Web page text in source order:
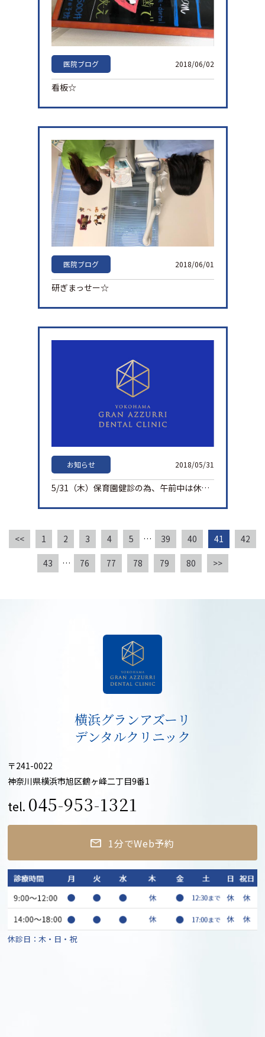
医院ブログ 2018/06/02
看板☆
医院ブログ 2018/06/01
研ぎまっせー☆
お知らせ 2018/05/31
5/31（木）保育園健診の為、午前中は休診となります。
<< 1 2 3 4 5 … 39 40 41 42
43 … 76 77 78 79 80 >>
横浜グランアズーリ
デンタルクリニック
〒241-0022
神奈川県横浜市旭区鶴ヶ峰二丁目9番1
tel. 045-953-1321
1分でWeb予約
休診日：木・日・祝